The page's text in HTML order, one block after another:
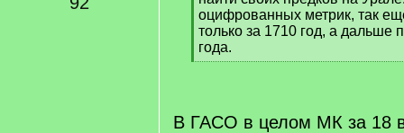
оцифрованных метрик, так
только за 1710 год, а дальше
года.
[
В ГАСО в целом МК за 18